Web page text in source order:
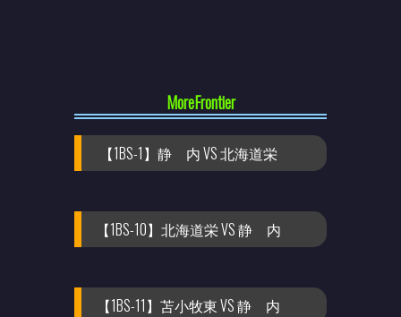
MoreFrontier
【1BS-1】静 内 VS 北海道栄
【1BS-10】北海道栄 VS 静 内
【1BS-11】苫小牧東 VS 静 内